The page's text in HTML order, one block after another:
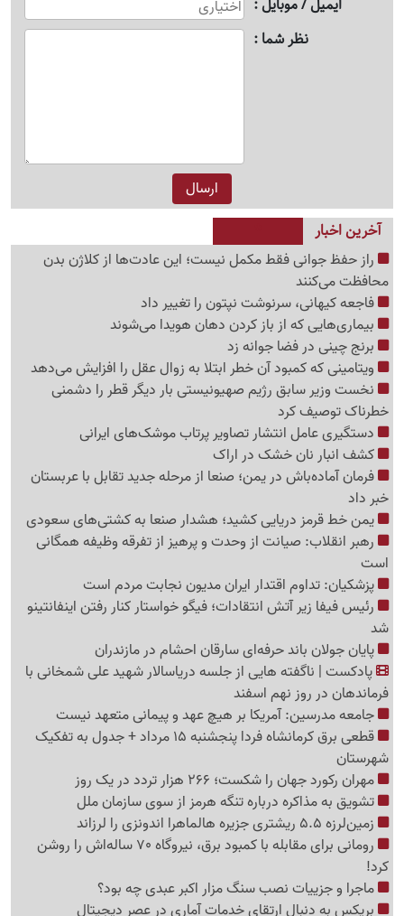
نظر شما
آخرین اخبار
راز حفظ جوانی فقط مکمل نیست؛ این عادت‌ها از کلاژن بدن
محافظت می‌کنند
فاجعه کیهانی، سرنوشت نپتون را تغییر داد
بیماری‌هایی که از باز کردن دهان هویدا می‌شوند
برنج چینی در فضا جوانه زد
ویتامینی که کمبود آن خطر ابتلا به زوال عقل را افزایش می‌دهد
نخست وزیر سابق رژیم صهیونیستی بار دیگر قطر را دشمنی
خطرناک توصیف کرد
دستگیری عامل انتشار تصاویر پرتاب موشک‌های ایرانی
کشف انبار نان خشک در اراک
فرمان آماده‌باش در یمن؛ صنعا از مرحله جدید تقابل با عربستان
خبر داد
یمن خط قرمز دریایی کشید؛ هشدار صنعا به کشتی‌های سعودی
رهبر انقلاب: صیانت از وحدت و پرهیز از تفرقه وظیفه همگانی
است
پزشکیان: تداوم اقتدار ایران مدیون نجابت مردم است
رئیس فیفا زیر آتش انتقادات؛ فیگو خواستار کنار رفتن اینفانتینو
شد
پایان جولان باند حرفه‌ای سارقان احشام در مازندران
پادکست | ناگفته هایی از جلسه دریاسالار شهید علی شمخانی با
فرماندهان در روز نهم اسفند
جامعه مدرسین: آمریکا بر هیچ عهد و پیمانی متعهد نیست
قطعی برق کرمانشاه فردا پنجشنبه 15 مرداد + جدول به تفکیک
شهرستان
مهران رکورد جهان را شکست؛ 266 هزار تردد در یک روز
تشویق به مذاکره درباره تنگه هرمز از سوی سازمان ملل
زمین‌لرزه 5.5 ریشتری جزیره هالماهرا اندونزی را لرزاند
رومانی برای مقابله با کمبود برق، نیروگاه 70 ساله‌اش را روشن
کرد!
ماجرا و جزییات نصب سنگ مزار اکبر عبدی چه بود؟
بریکس به دنبال ارتقای خدمات آماری در عصر دیجیتال